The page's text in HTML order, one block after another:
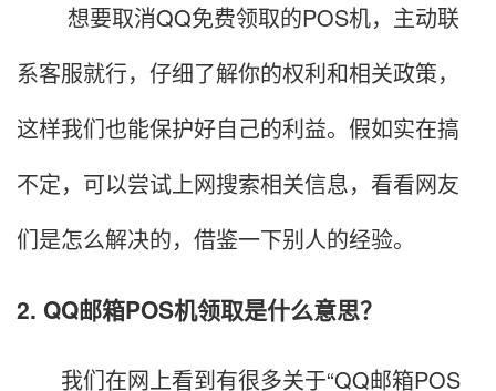
想要取消QQ免费领取的POS机，主动联
系客服就行，仔细了解你的权利和相关政策，
这样我们也能保护好自己的利益。假如实在搞
不定，可以尝试上网搜索相关信息，看看网友
们是怎么解决的，借鉴一下别人的经验。
2. QQ邮箱POS机领取是什么意思？
我们在网上看到有很多关于“QQ邮箱POS